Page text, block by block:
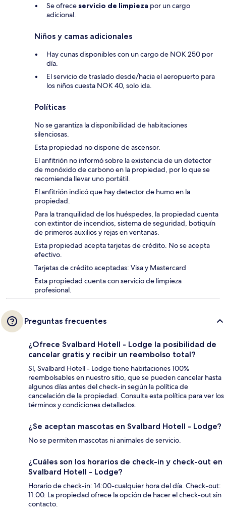
Se ofrece servicio de limpieza por un cargo
adicional.
Niños y camas adicionales
Hay cunas disponibles con un cargo de NOK 250 por
día.
El servicio de traslado desde/hacia el aeropuerto para
los niños cuesta NOK 40, solo ida.
Políticas
No se garantiza la disponibilidad de habitaciones
silenciosas.
Esta propiedad no dispone de ascensor.
El anfitrión no informó sobre la existencia de un detector
de monóxido de carbono en la propiedad, por lo que se
recomienda llevar uno portátil.
El anfitrión indicó que hay detector de humo en la
propiedad.
Para la tranquilidad de los huéspedes, la propiedad cuenta
con extintor de incendios, sistema de seguridad, botiquín
de primeros auxilios y rejas en ventanas.
Esta propiedad acepta tarjetas de crédito. No se acepta
efectivo.
Tarjetas de crédito aceptadas: Visa y Mastercard
Esta propiedad cuenta con servicio de limpieza
profesional.
Preguntas frecuentes
¿Ofrece Svalbard Hotell - Lodge la posibilidad de
cancelar gratis y recibir un reembolso total?
Sí, Svalbard Hotell - Lodge tiene habitaciones 100%
reembolsables en nuestro sitio, que se pueden cancelar hasta
algunos días antes del check-in según la política de
cancelación de la propiedad. Consulta esta política para ver los
términos y condiciones detallados.
¿Se aceptan mascotas en Svalbard Hotell - Lodge?
No se permiten mascotas ni animales de servicio.
¿Cuáles son los horarios de check-in y check-out en
Svalbard Hotell - Lodge?
Horario de check-in: 14:00-cualquier hora del día. Check-out:
11:00. La propiedad ofrece la opción de hacer el check-out sin
contacto.